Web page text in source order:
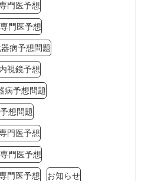
門医予想
門医予想
病予想問題
視鏡予想
予想問題
想問題
門医予想
門医予想
門医予想 お知らせ